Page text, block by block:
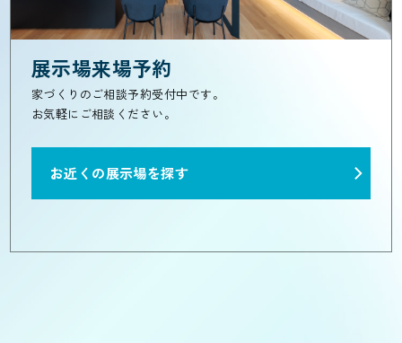
展示場来場予約
家づくりのご相談予約受付中です。
お気軽にご相談ください。
お近くの展示場を探す